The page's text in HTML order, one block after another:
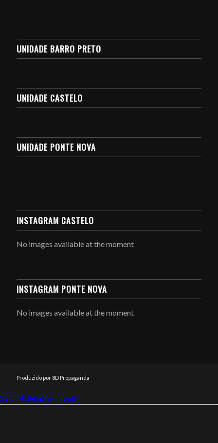
UNIDADE BARRO PRETO
UNIDADE CASTELO
UNIDADE PONTE NOVA
INSTAGRAM CASTELO
No images available at the moment
INSTAGRAM PONTE NOVA
No images available at the moment
Produzido por 8D Propaganda
SEO MUNIZ
Link112Academia êxito